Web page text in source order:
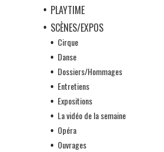
PLAYTIME
SCÈNES/EXPOS
Cirque
Danse
Dossiers/Hommages
Entretiens
Expositions
La vidéo de la semaine
Opéra
Ouvrages